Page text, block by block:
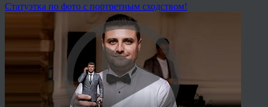
Статуэтка по фото с портретным сходством!